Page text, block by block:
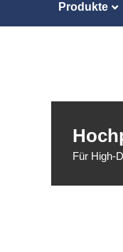
Produkte
Für High-